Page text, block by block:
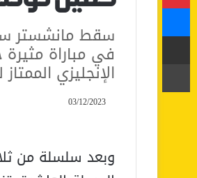
الإنجليزي
03/12/2023
وبعد سلسلة من